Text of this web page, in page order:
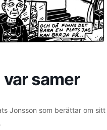
var samer
Jonsson som berättar om sitt